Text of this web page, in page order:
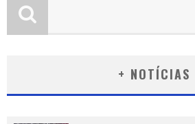
+ NOTÍCIAS